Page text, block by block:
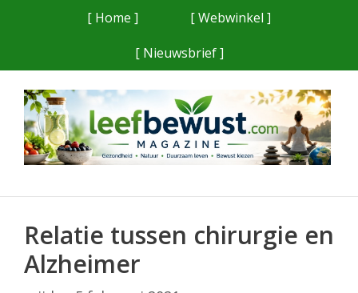
[ Home ]
[ Webwinkel ]
[ Nieuwsbrief ]
Relatie tussen chirurgie en
Alzheimer